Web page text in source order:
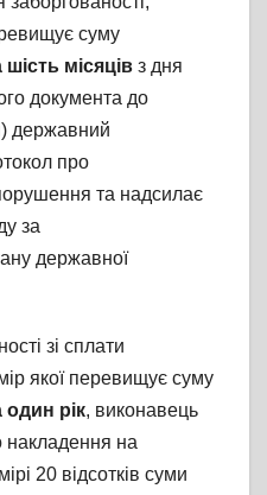
суму
шість місяців з дня
документа до
державний
про
та надсилає
за
державної
зі сплати
якої перевищує суму
один рік, виконавець
накладення на
20 відсотків суми